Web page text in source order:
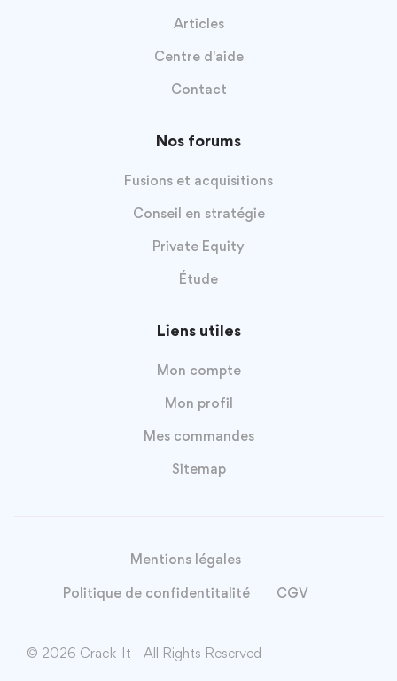
Articles
Centre d'aide
Contact
Nos forums
Fusions et acquisitions
Conseil en stratégie
Private Equity
Étude
Liens utiles
Mon compte
Mon profil
Mes commandes
Sitemap
Mentions légales
Politique de confidentitalité
CGV
© 2026 Crack-It - All Rights Reserved